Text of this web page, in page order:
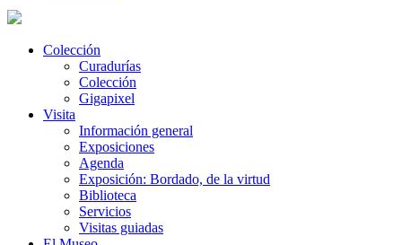
Colección
Curadurías
Colección
Gigapixel
Visita
Información general
Exposiciones
Agenda
Exposición: Bordado, de la virtud
Biblioteca
Servicios
Visitas guiadas